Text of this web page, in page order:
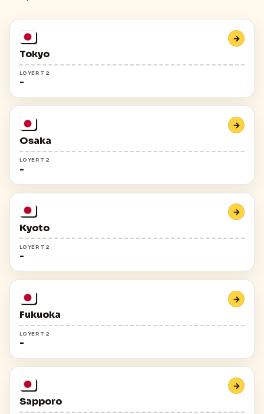
Tokyo
→
LOYER T2
-
Osaka
→
LOYER T2
-
Kyoto
→
LOYER T2
-
Fukuoka
→
LOYER T2
-
Sapporo
→